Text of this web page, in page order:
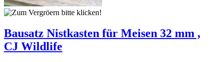
Bausatz Nistkasten für Meisen 32 mm ,
CJ Wildlife